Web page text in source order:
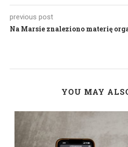
previous post
Na Marsie znaleziono materię
YOU MAY